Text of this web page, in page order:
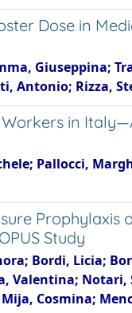
Dose in
Giuseppina;
Antonio; Rizza,
in
Pallocci,
Prophylaxis
Study
Bordi, Licia;
Valentina;
Cosmina;